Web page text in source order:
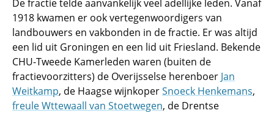
De fractie telde aanvankelijk veel adellijke leden. Vanaf
1918 kwamen er ook vertegenwoordigers van
landbouwers en vakbonden in de fractie. Er was altijd
een lid uit Groningen en een lid uit Friesland. Bekende
CHU-Tweede Kamerleden waren (buiten de
fractievoorzitters) de Overijsselse herenboer Jan
Weitkamp, de Haagse wijnkoperSnoeck Henkemans,
freule Wttewaall van Stoetwegen, de Drentse